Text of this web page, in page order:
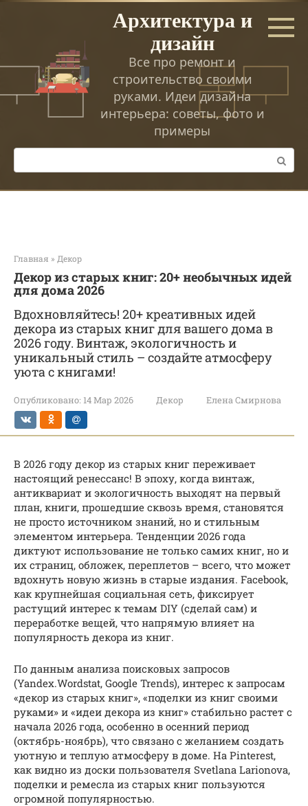
Перейти
Архитектура и
дизайн
Все про ремонт и
строительство своими
руками. Идеи дизайна
интерьера: советы, фото и
примеры
Поиск:
Главная » Декор
Декор из старых книг: 20+ необычных идей
для дома 2026
Вдохновляйтесь! 20+ креативных идей
декора из старых книг для вашего дома в
2026 году. Винтаж, экологичность и
уникальный стиль – создайте атмосферу
уюта с книгами!
Опубликовано: 14 Мар 2026 Декор Елена Смирнова
В 2026 году декор из старых книг переживает
настоящий ренессанс! В эпоху, когда винтаж,
антиквариат и экологичность выходят на первый
план, книги, прошедшие сквозь время, становятся
не просто источником знаний, но и стильным
элементом интерьера. Тенденции 2026 года
диктуют использование не только самих книг, но и
их страниц, обложек, переплетов – всего, что может
вдохнуть новую жизнь в старые издания. Facebook,
как крупнейшая социальная сеть, фиксирует
растущий интерес к темам DIY (сделай сам) и
переработке вещей, что напрямую влияет на
популярность декора из книг.
По данным анализа поисковых запросов
(Yandex.Wordstat, Google Trends), интерес к запросам
«декор из старых книг», «поделки из книг своими
руками» и «идеи декора из книг» стабильно растет с
начала 2026 года, особенно в осенний период
(октябрь-ноябрь), что связано с желанием создать
уютную и теплую атмосферу в доме. На Pinterest,
как видно из доски пользователя Svetlana Larionova,
поделки и ремесла из старых книг пользуются
огромной популярностью.